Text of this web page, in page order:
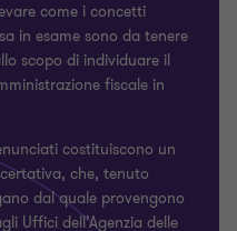
come i concetti
in esame sono da tenere
scopo di individuare il
fiscale in
costituiscono un
che, tenuto
dal quale provengono
Uffici dell’Agenzia delle